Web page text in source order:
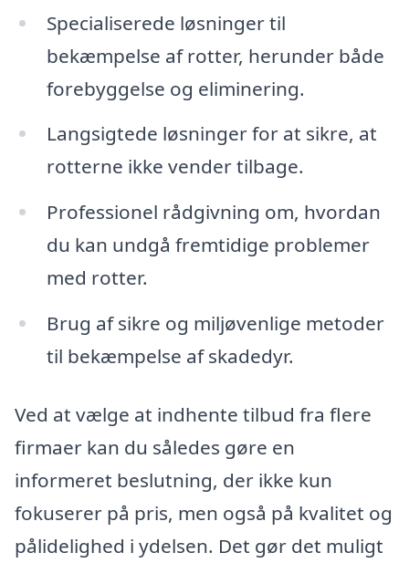
Specialiserede løsninger til
bekæmpelse af rotter, herunder både
forebyggelse og eliminering.
Langsigtede løsninger for at sikre, at
rotterne ikke vender tilbage.
Professionel rådgivning om, hvordan
du kan undgå fremtidige problemer
med rotter.
Brug af sikre og miljøvenlige metoder
til bekæmpelse af skadedyr.
Ved at vælge at indhente tilbud fra flere
firmaer kan du således gøre en
informeret beslutning, der ikke kun
fokuserer på pris, men også på kvalitet og
pålidelighed i ydelsen. Det gør det muligt